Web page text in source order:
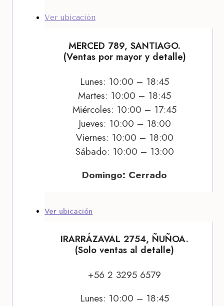
Ver ubicación
MERCED 789, SANTIAGO.
(Ventas por mayor y detalle)
Lunes: 10:00 – 18:45
Martes: 10:00 – 18:45
Miércoles: 10:00 – 17:45
Jueves: 10:00 – 18:00
Viernes: 10:00 – 18:00
Sábado: 10:00 – 13:00
Domingo: Cerrado
Ver ubicación
IRARRÁZAVAL 2754, ÑUÑOA.
(Solo ventas al detalle)
+56 2 3295 6579
Lunes: 10:00 – 18:45